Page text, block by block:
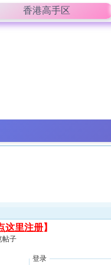
香港高手区
这里注册】
帖子
登录